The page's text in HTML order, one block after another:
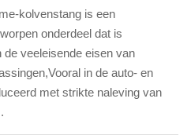
kolvenstang is een
onderdeel dat is
veeleisende eisen van
in de auto- en
met strikte naleving van